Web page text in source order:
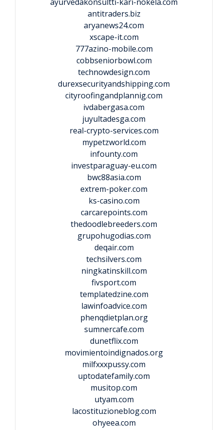
antitraders.biz
aryanews24.com
xscape-it.com
777azino-mobile.com
cobbseniorbowl.com
technowdesign.com
durexsecurityandshipping.com
cityroofingandplannig.com
ivdabergasa.com
juyultadesga.com
real-crypto-services.com
mypetzworld.com
infounty.com
investparaguay-eu.com
bwc88asia.com
extrem-poker.com
ks-casino.com
carcarepoints.com
thedoodlebreeders.com
grupohugodias.com
deqair.com
techsilvers.com
ningkatinskill.com
fivsport.com
templatedzine.com
lawinfoadvice.com
phenqdietplan.org
sumnercafe.com
dunetflix.com
movimientoindignados.org
milfxxxpussy.com
uptodatefamily.com
musitop.com
utyam.com
lacostituzioneblog.com
ohyeea.com